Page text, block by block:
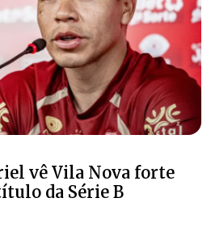
vê Vila Nova forte
da Série B